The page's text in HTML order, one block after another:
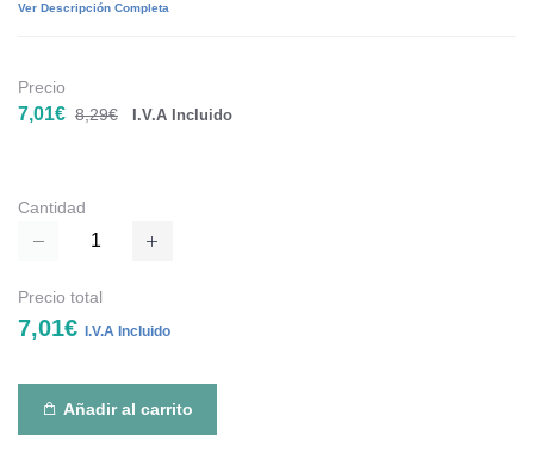
Ver Descripción Completa
Precio
7,01€ 8,29€ I.V.A Incluido
Cantidad
Precio total
7,01€ I.V.A Incluido
Añadir al carrito